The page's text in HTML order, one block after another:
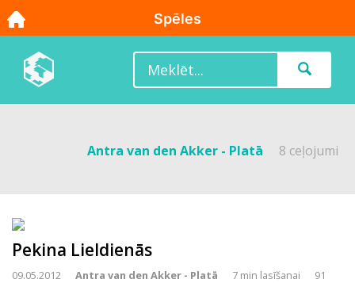
Antra van den Akker - Platā 8 ceļojumi
Pekina Lieldienās
09.05.2012 Antra van den Akker - Platā 7 min lasīšanai
91